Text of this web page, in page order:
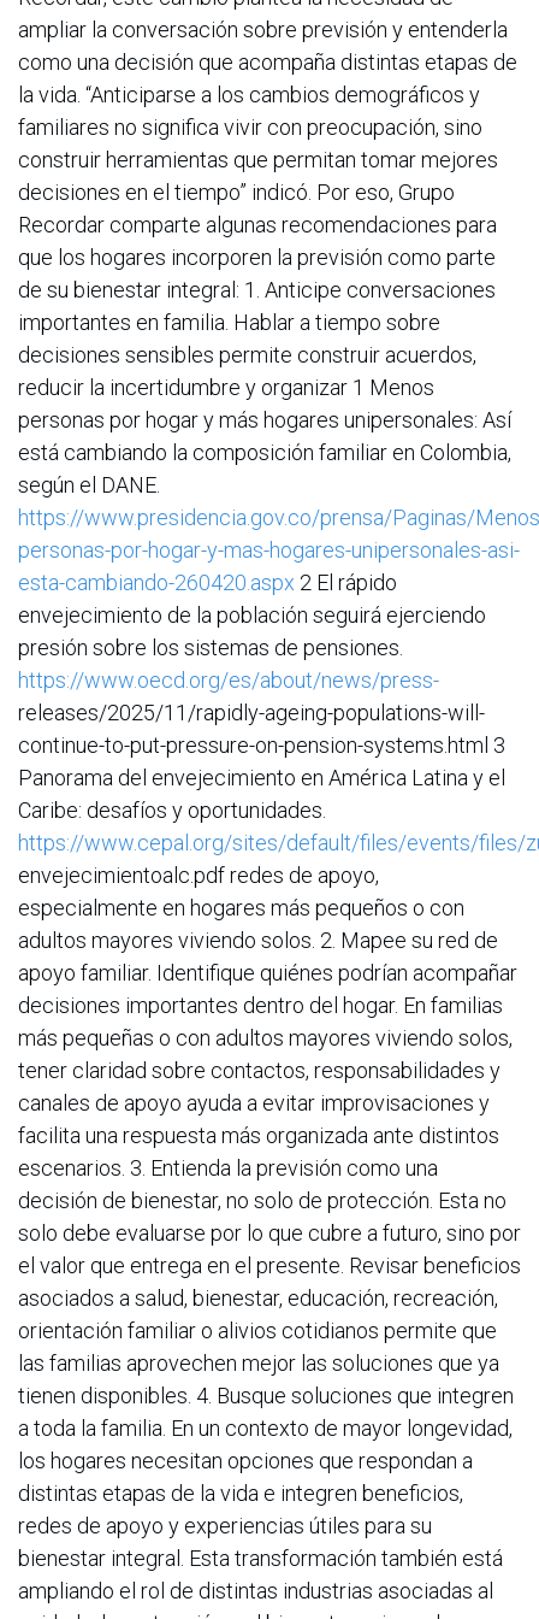
ampliar la conversación sobre previsión y entenderla
como una decisión que acompaña distintas etapas de
la vida. “Anticiparse a los cambios demográficos y
familiares no significa vivir con preocupación, sino
construir herramientas que permitan tomar mejores
decisiones en el tiempo” indicó. Por eso, Grupo
Recordar comparte algunas recomendaciones para
que los hogares incorporen la previsión como parte
de su bienestar integral: 1. Anticipe conversaciones
importantes en familia. Hablar a tiempo sobre
decisiones sensibles permite construir acuerdos,
reducir la incertidumbre y organizar 1 Menos
personas por hogar y más hogares unipersonales: Así
está cambiando la composición familiar en Colombia,
según el DANE.
https://www.presidencia.gov.co/prensa/Paginas/
personas-por-hogar-y-mas-hogares-unipersonales-asi-
esta-cambiando-260420.aspx 2 El rápido
envejecimiento de la población seguirá ejerciendo
presión sobre los sistemas de pensiones.
https://www.oecd.org/es/about/news/press-
releases/2025/11/rapidly-ageing-populations-will-
continue-to-put-pressure-on-pension-systems.html 3
Panorama del envejecimiento en América Latina y el
Caribe: desafíos y oportunidades.
https://www.cepal.org/sites/default/files/events/files/
envejecimientoalc.pdf redes de apoyo,
especialmente en hogares más pequeños o con
adultos mayores viviendo solos. 2. Mapee su red de
apoyo familiar. Identifique quiénes podrían acompañar
decisiones importantes dentro del hogar. En familias
más pequeñas o con adultos mayores viviendo solos,
tener claridad sobre contactos, responsabilidades y
canales de apoyo ayuda a evitar improvisaciones y
facilita una respuesta más organizada ante distintos
escenarios. 3. Entienda la previsión como una
decisión de bienestar, no solo de protección. Esta no
solo debe evaluarse por lo que cubre a futuro, sino por
el valor que entrega en el presente. Revisar beneficios
asociados a salud, bienestar, educación, recreación,
orientación familiar o alivios cotidianos permite que
las familias aprovechen mejor las soluciones que ya
tienen disponibles. 4. Busque soluciones que integren
a toda la familia. En un contexto de mayor longevidad,
los hogares necesitan opciones que respondan a
distintas etapas de la vida e integren beneficios,
redes de apoyo y experiencias útiles para su
bienestar integral. Esta transformación también está
ampliando el rol de distintas industrias asociadas al